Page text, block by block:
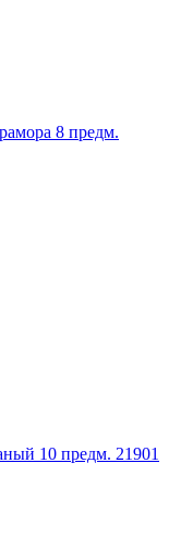
8 предм.
10 предм. 21901